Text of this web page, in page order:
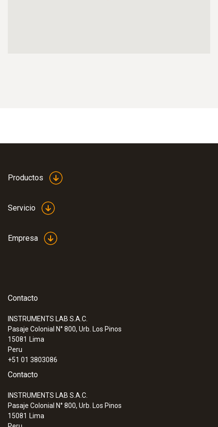
Productos
Servicio
Empresa
Contacto
INSTRUMENTS LAB S.A.C.
Pasaje Colonial N° 800, Urb. Los Pinos
15081 Lima
Peru
+51 01 3803086
Contacto
INSTRUMENTS LAB S.A.C.
Pasaje Colonial N° 800, Urb. Los Pinos
15081 Lima